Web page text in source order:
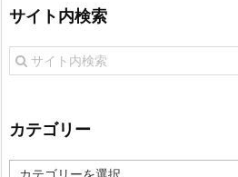
サイト内検索
カテゴリー